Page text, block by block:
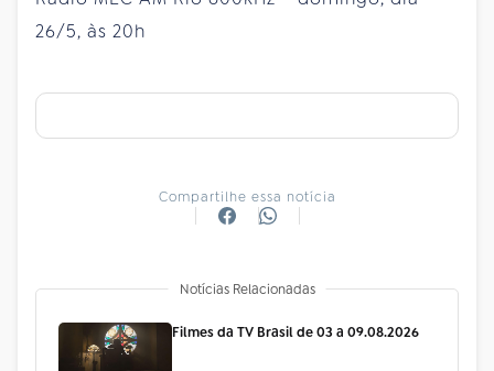
26/5, às 20h
Compartilhe essa notícia
Notícias Relacionadas
Filmes da TV Brasil de 03 a 09.08.2026